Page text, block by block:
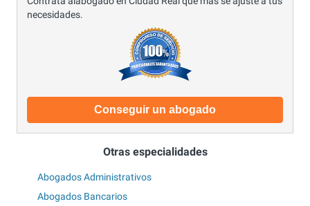
necesidades.
Conseguir un abogado
Otras especialidades
Abogados Administrativos
Abogados Bancarios